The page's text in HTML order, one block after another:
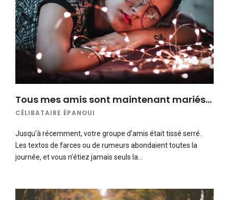
Tous mes amis sont maintenant mariés…
CÉLIBATAIRE ÉPANOUI
Jusqu’à récemment, votre groupe d’amis était tissé serré.
Les textos de farces ou de rumeurs abondaient toutes la
journée, et vous n’étiez jamais seuls la…